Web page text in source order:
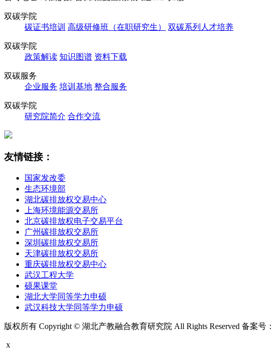
双碳学院
碳证书培训 高级研修班（在职研究生） 双碳系列人才培养
双碳学院
政策解读 知识图谱 资料下载
双碳服务
企业服务 培训基地 整合服务
双碳学院
研究院简介 合作交流
友情链接：
国家发改委
生态环境部
湖北碳排放权交易中心
上海环境能源交易所
北京碳排放权电子交易平台
广州碳排放权交易所
深圳碳排放权交易所
天津碳排放权交易所
重庆碳排放权交易中心
武汉工程大学
硕果课堂
湖北大学同等学力申硕
武汉科技大学同等学力申硕
版权所有 Copyright © 湖北产教融合教育研究院 All Rights Reserved 备案号：
x